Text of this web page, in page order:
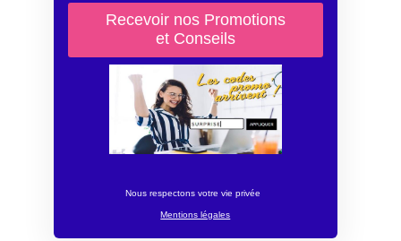
Nous respectons votre vie privée
Mentions légales